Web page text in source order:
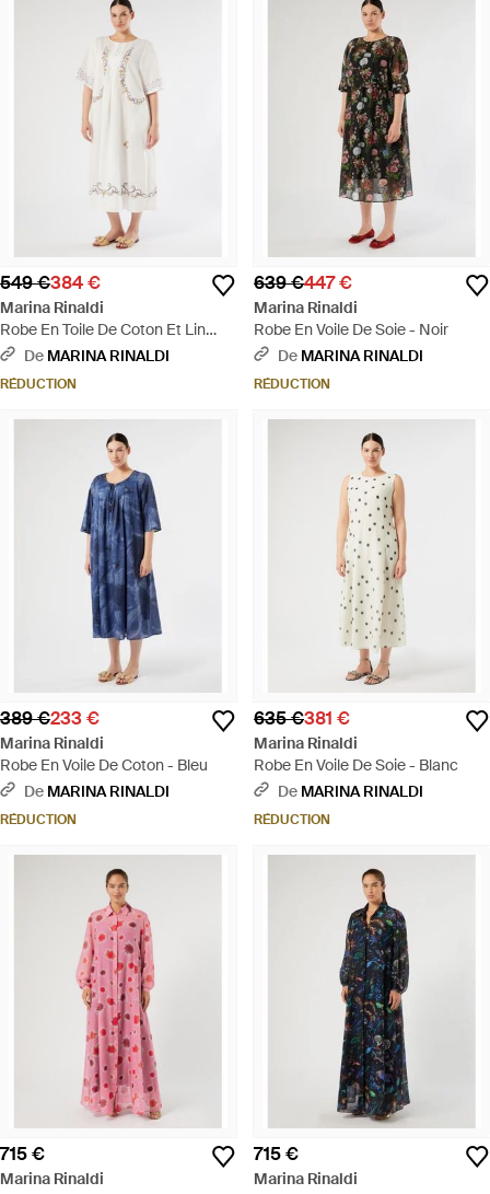
549 €384 €
Marina Rinaldi
Robe En Toile De Coton Et Lin
Avec Broderie - Blanc
De MARINA RINALDI
RÉDUCTION
639 €447 €
Marina Rinaldi
Robe En Voile De Soie - Noir
De MARINA RINALDI
RÉDUCTION
389 €233 €
Marina Rinaldi
Robe En Voile De Coton - Bleu
De MARINA RINALDI
RÉDUCTION
635 €381 €
Marina Rinaldi
Robe En Voile De Soie - Blanc
De MARINA RINALDI
RÉDUCTION
715 €
Marina Rinaldi
715 €
Marina Rinaldi